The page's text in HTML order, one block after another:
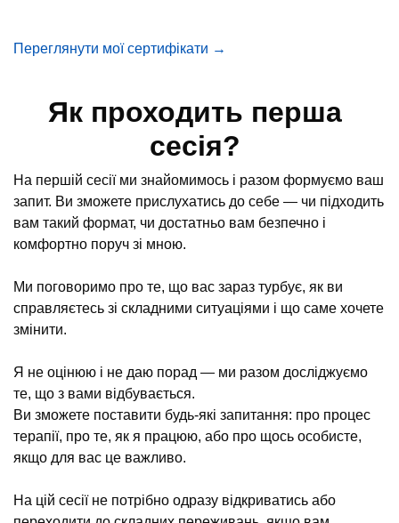
Переглянути мої сертифікати →
Як проходить перша
сесія?
На першій сесії ми знайомимось і разом формуємо ваш
запит. Ви зможете прислухатись до себе — чи підходить
вам такий формат, чи достатньо вам безпечно і
комфортно поруч зі мною.
Ми поговоримо про те, що вас зараз турбує, як ви
справляєтесь зі складними ситуаціями і що саме хочете
змінити.
Я не оцінюю і не даю порад — ми разом досліджуємо
те, що з вами відбувається.
Ви зможете поставити будь-які запитання: про процес
терапії, про те, як я працюю, або про щось особисте,
якщо для вас це важливо.
На цій сесії не потрібно одразу відкриватись або